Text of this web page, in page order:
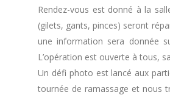
Rendez-vous est donné à la
(gilets, gants, pinces) seront
une information sera donnée
L’opération est ouverte à tous,
Un défi photo est lancé aux
tournée de ramassage et nous